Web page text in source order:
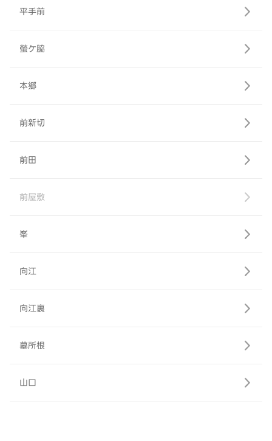
平手前
螢ケ脇
本郷
前新切
前田
前屋敷
峯
向江
向江裏
墓所根
山口